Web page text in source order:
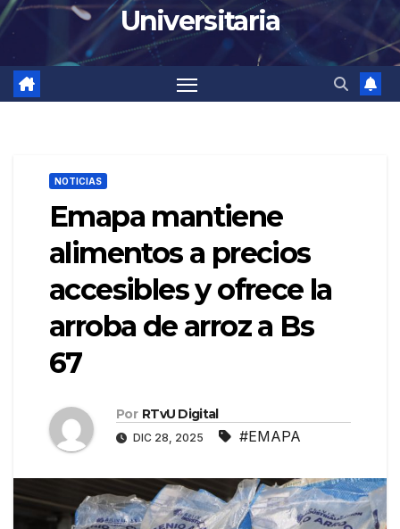
Universitaria
NOTICIAS
Emapa mantiene
alimentos a precios
accesibles y ofrece la
arroba de arroz a Bs
67
Por RTvU Digital
DIC 28, 2025 #EMAPA